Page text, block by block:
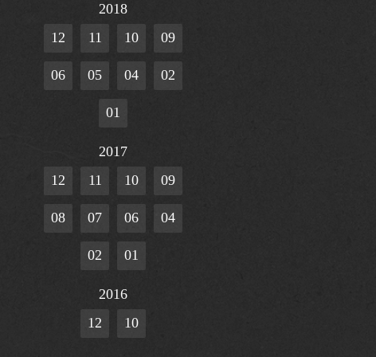
2018
12
11 10 09
06 05 04 02
01
2017
12
11 10 09
08 07 06 04
02 01
2016
12
10